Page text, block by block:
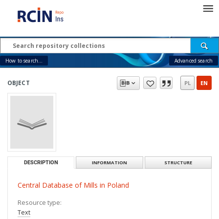
How to search... Advanced search
OBJECT PL EN
DESCRIPTION INFORMATION STRUCTURE
Central Database of Mills in Poland
Resource type:
Text